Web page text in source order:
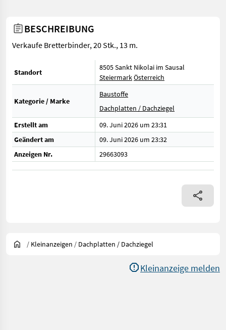
BESCHREIBUNG
Verkaufe Bretterbinder, 20 Stk., 13 m.
Standort
8505 Sankt Nikolai im Sausal
SteiermarkÖsterreich
Kategorie / Marke
Baustoffe
Dachplatten / Dachziegel
Erstellt am
09. Juni 2026 um 23:31
Geändert am
09. Juni 2026 um 23:32
Anzeigen Nr.
29663093
/ Kleinanzeigen / Dachplatten / Dachziegel
Kleinanzeige melden